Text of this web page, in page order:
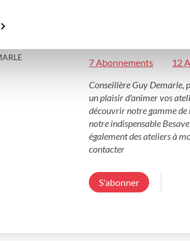
7 Abonnements 12
Conseillère Guy Demarle,
un plaisir d'animer vos
découvrir notre gamme de
notre indispensable
également des ateliers à
contacter
S'abonner